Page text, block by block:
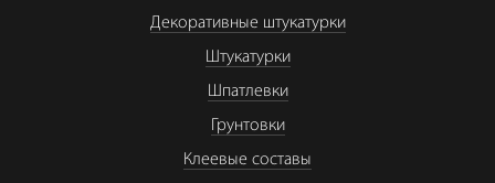
Декоративные штукатурки
Штукатурки
Шпатлевки
Грунтовки
Клеевые составы